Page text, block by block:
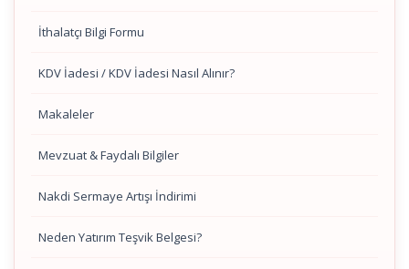
İthalatçı Bilgi Formu
KDV İadesi / KDV İadesi Nasıl Alınır?
Makaleler
Mevzuat & Faydalı Bilgiler
Nakdi Sermaye Artışı İndirimi
Neden Yatırım Teşvik Belgesi?